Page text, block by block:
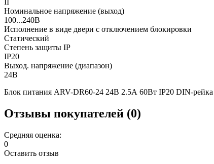
Номинальное напряжение (выход)
100...240В
Исполнение в виде двери с отключением блокировки
Статический
Степень защиты IP
IP20
Выход. напряжение (диапазон)
24В
Блок питания ARV-DR60-24 24В 2.5А 60Вт IP20 DIN-
Отзывы покупателей (0)
Средняя оценка:
0
Оставить отзыв